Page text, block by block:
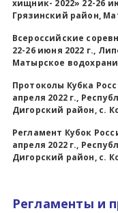
хищник- 2022» 22-26
Грязинский район,
Всероссийские
22-26 июня 2022 г.,
Матырское
Протоколы Кубка
апреля 2022 г.,
Дигорский район, с.
Регламент Кубок
апреля 2022 г.,
Дигорский район, с.
Регламенты и